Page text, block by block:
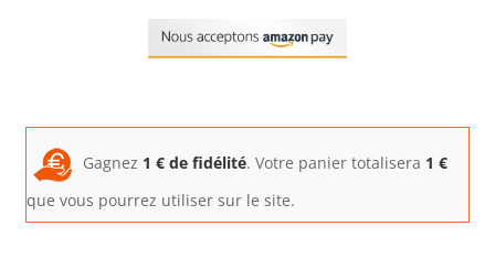
Gagnez 1 € de fidélité. Votre panier totalisera 1 €
que vous pourrez utiliser sur le site.